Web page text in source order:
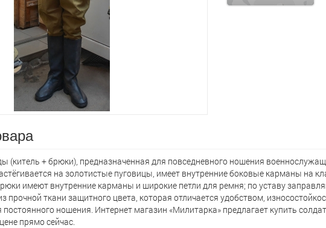
(китель + брюки), предназначенная для повседневного ношения
на золотистые пуговицы, имеет внутренние боковые карманы на
имеют внутренние карманы и широкие петли для ремня; по уставу
прочной ткани защитного цвета, которая отличается удобством,
постоянного ношения. Интернет магазин «Милитарка» предлагает кyпить
прямо сейчас.